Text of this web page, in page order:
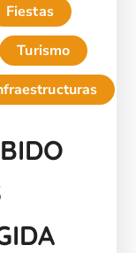
Fiestas
Turismo